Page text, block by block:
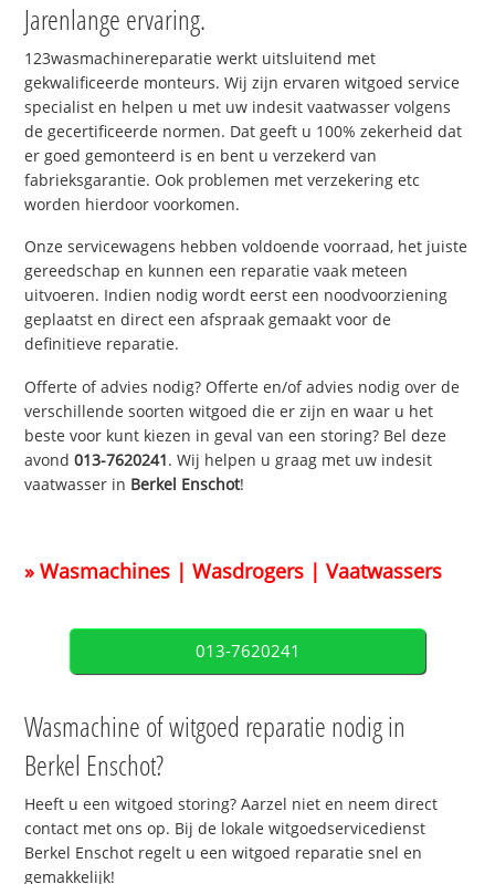
Jarenlange ervaring.
123wasmachinereparatie werkt uitsluitend met
gekwalificeerde monteurs. Wij zijn ervaren witgoed service
specialist en helpen u met uw indesit vaatwasser volgens
de gecertificeerde normen. Dat geeft u 100% zekerheid dat
er goed gemonteerd is en bent u verzekerd van
fabrieksgarantie. Ook problemen met verzekering etc
worden hierdoor voorkomen.
Onze servicewagens hebben voldoende voorraad, het juiste
gereedschap en kunnen een reparatie vaak meteen
uitvoeren. Indien nodig wordt eerst een noodvoorziening
geplaatst en direct een afspraak gemaakt voor de
definitieve reparatie.
Offerte of advies nodig? Offerte en/of advies nodig over de
verschillende soorten witgoed die er zijn en waar u het
beste voor kunt kiezen in geval van een storing? Bel deze
avond013-7620241. Wij helpen u graag met uw indesit
vaatwasser in Berkel Enschot!
» Wasmachines | Wasdrogers | Vaatwassers
013-7620241
Wasmachine of witgoed reparatie nodig in
Berkel Enschot?
Heeft u een witgoed storing? Aarzel niet en neem direct
contact met ons op. Bij de lokale witgoedservicedienst
Berkel Enschot regelt u een witgoed reparatie snel en
gemakkelijk!